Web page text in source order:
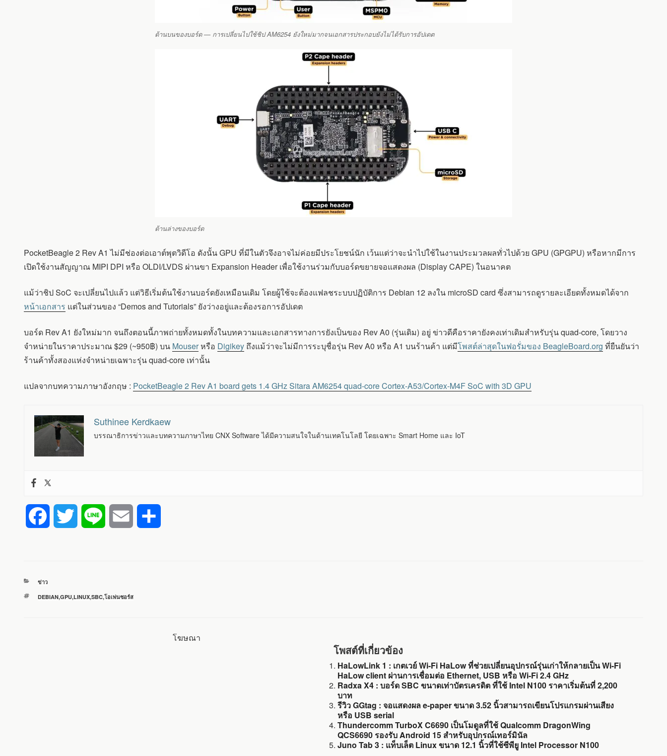
ด้านบนของบอร์ด — การเปลี่ยนไปใช้ชิป AM6254 ยังใหม่มากจนเอกสารประกอบยังไม่ได้รับการอัปเดต
ด้านล่างของบอร์ด
PocketBeagle 2 Rev A1 ไม่มีช่องต่อเอาต์พุตวิดีโอ ดังนั้น GPU ที่มีในตัวจึงอาจไม่ค่อยมีประโยชน์นัก เว้นแต่ว่าจะนำไปใช้ในงานประมวลผลทั่วไปด้วย GPU (GPGPU) หรือหากมีการ
เปิดใช้งานสัญญาณ MIPI DPI หรือ OLDI/LVDS ผ่านขา Expansion Header เพื่อใช้งานร่วมกับบอร์ดขยายจอแสดงผล (Display CAPE) ในอนาคต
แม้ว่าชิป SoC จะเปลี่ยนไปแล้ว แต่วิธีเริ่มต้นใช้งานบอร์ดยังเหมือนเดิม โดยผู้ใช้จะต้องแฟลชระบบปฏิบัติการ Debian 12 ลงใน microSD card ซึ่งสามารถดูรายละเอียดทั้งหมดได้จาก
หน้าเอกสาร แต่ในส่วนของ “Demos and Tutorials” ยังว่างอยู่และต้องรอการอัปเดต
บอร์ด Rev A1 ยังใหม่มาก จนถึงตอนนี้ภาพถ่ายทั้งหมดทั้งในบทความและเอกสารทางการยังเป็นของ Rev A0 (รุ่นเดิม) อยู่ ข่าวดีคือราคายังคงเท่าเดิมสำหรับรุ่น quad-core, โดยวาง
จำหน่ายในราคาประมาณ $29 (~950฿) บน Mouserหรือ Digikey ถึงแม้ว่าจะไม่มีการระบุชื่อรุ่น Rev A0 หรือ A1 บนร้านค้า แต่มีโพสต์ล่าสุดในฟอรั่มของ BeagleBoard.org ที่ยืนยันว่า
ร้านค้าทั้งสองแห่งจำหน่ายเฉพาะรุ่น quad-core เท่านั้น
แปลจากบทความภาษาอังกฤษ : PocketBeagle 2 Rev A1 board gets 1.4 GHz Sitara AM6254 quad-core Cortex-A53/Cortex-M4F SoC with 3D GPU
Suthinee Kerdkaew
บรรณาธิการข่าวและบทความภาษาไทย CNX Software ได้มีความสนใจในด้านเทคโนโลยี โดยเฉพาะ Smart Home และ IoT
หมวด
ข่าว
ป้าย
DEBIAN,GPU,LINUX,SBC,โอเพ่นซอร์ส
โฆษณา
โพสต์ที่เกี่ยวข้อง
HaLowLink 1 : เกตเวย์ Wi-Fi HaLow ที่ช่วยเปลี่ยนอุปกรณ์รุ่นเก่าให้กลายเป็น Wi-Fi
HaLow client ผ่านการเชื่อมต่อ Ethernet, USB หรือ Wi-Fi 2.4 GHz
Radxa X4 : บอร์ด SBC ขนาดเท่าบัตรเครดิต ที่ใช้ Intel N100 ราคาเริ่มต้นที่ 2,200
บาท
รีวิว GGtag : จอแสดงผล e-paper ขนาด 3.52 นิ้วสามารถเขียนโปรแกรมผ่านเสียง
หรือ USB serial
Thundercomm TurboX C6690 เป็นโมดูลที่ใช้ Qualcomm DragonWing
QCS6690 รองรับ Android 15 สำหรับอุปกรณ์เทอร์มินัล
Juno Tab 3 : แท็บเล็ต Linux ขนาด 12.1 นิ้วที่ใช้ซีพียู Intel Processor N100